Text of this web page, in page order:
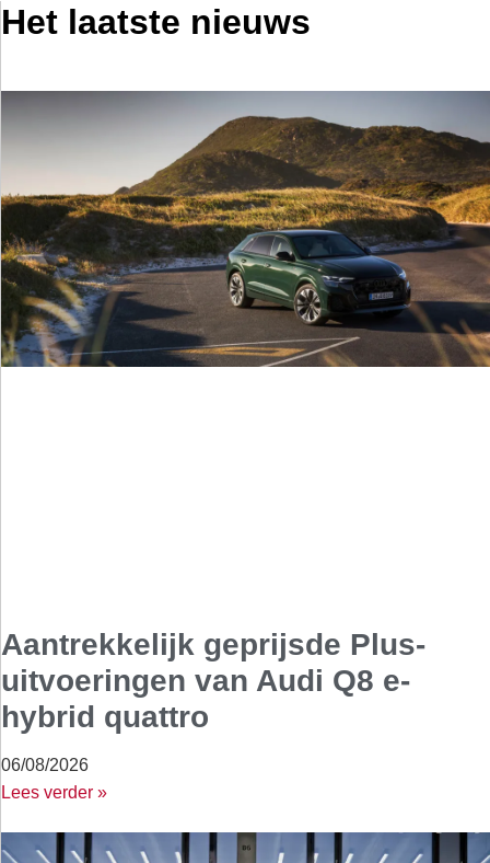
Het laatste nieuws
Aantrekkelijk geprijsde Plus-
uitvoeringen van Audi Q8 e-
hybrid quattro
06/08/2026
Lees verder »